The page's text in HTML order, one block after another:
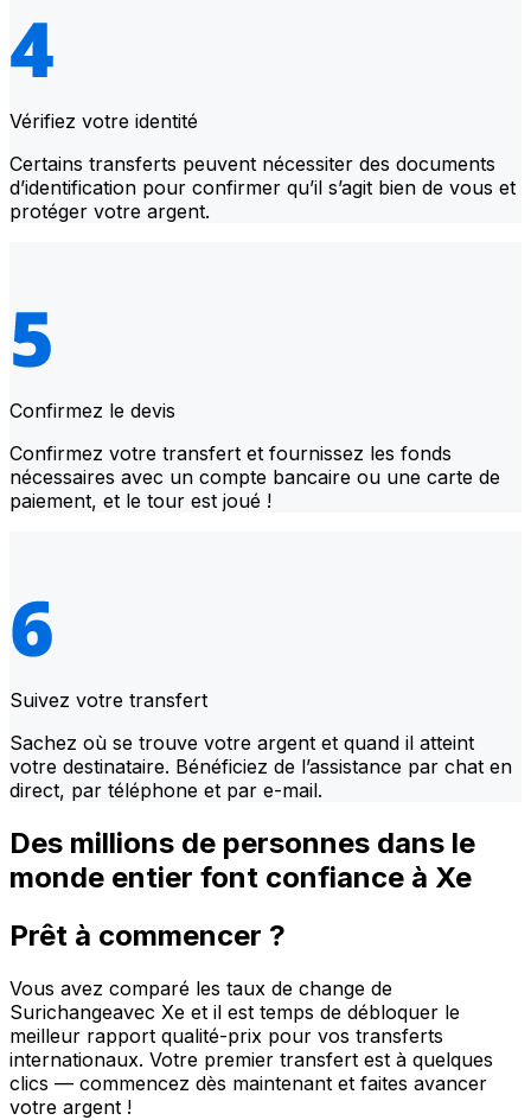
Vérifiez votre identité
Certains transferts peuvent nécessiter des documents
d’identification pour confirmer qu’il s’agit bien de vous et
protéger votre argent.
Confirmez le devis
Confirmez votre transfert et fournissez les fonds
nécessaires avec un compte bancaire ou une carte de
paiement, et le tour est joué !
Suivez votre transfert
Sachez où se trouve votre argent et quand il atteint
votre destinataire. Bénéficiez de l’assistance par chat en
direct, par téléphone et par e-mail.
Des millions de personnes dans le
monde entier font confiance à Xe
Prêt à commencer ?
Vous avez comparé les taux de change de
Surichangeavec Xe et il est temps de débloquer le
meilleur rapport qualité-prix pour vos transferts
internationaux. Votre premier transfert est à quelques
clics — commencez dès maintenant et faites avancer
votre argent !